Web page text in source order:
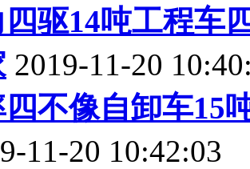
驱14吨工程车
2019-11-20
不像自卸车15
11-20 10:42:03